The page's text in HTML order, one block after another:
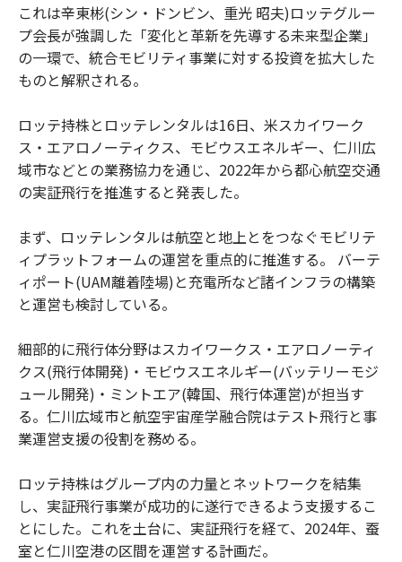
これは辛東彬(シン・ドンビン、重光 昭夫)ロッテグルー
プ会長が強調した「変化と革新を先導する未来型企業」
の一環で、統合モビリティ事業に対する投資を拡大した
ものと解釈される。
ロッテ持株とロッテレンタルは16日、米スカイワーク
ス・エアロノーティクス、モビウスエネルギー、仁川広
域市などとの業務協力を通じ、2022年から都心航空交通
の実証飛行を推進すると発表した。
まず、ロッテレンタルは航空と地上とをつなぐモビリテ
ィプラットフォームの運営を重点的に推進する。 バーテ
ィポート(UAM離着陸場)と充電所など諸インフラの構築
と運営も検討している。
細部的に飛行体分野はスカイワークス・エアロノーティ
クス(飛行体開発)・モビウスエネルギー(バッテリーモジ
ュール開発)・ミントエア(韓国、飛行体運営)が担当す
る。仁川広域市と航空宇宙産学融合院はテスト飛行と事
業運営支援の役割を務める。
ロッテ持株はグループ内の力量とネットワークを結集
し、実証飛行事業が成功的に遂行できるよう支援するこ
とにした。これを土台に、実証飛行を経て、2024年、蚕
室と仁川空港の区間を運営する計画だ。